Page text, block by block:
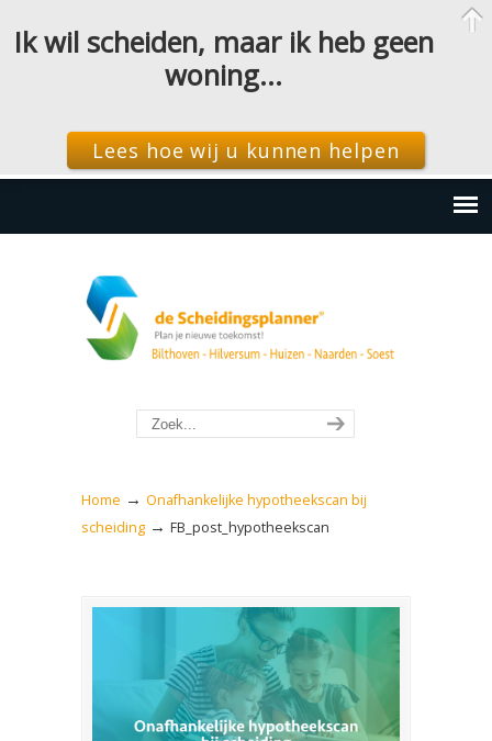
Home → Onafhankelijke hypotheekscan bij
scheiding → FB_post_hypotheekscan
Ik wil scheiden, maar ik heb geen
woning…
Lees hoe wij u kunnen helpen